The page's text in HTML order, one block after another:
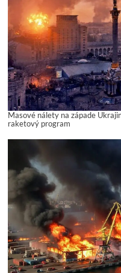
Masové nálety na západe
raketový program